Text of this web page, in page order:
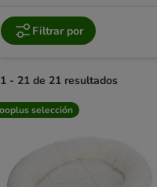
Filtrar por
1 - 21 de 21 resultados
product items have been changed
selección